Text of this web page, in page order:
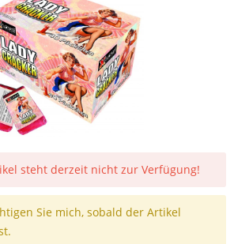
steht derzeit nicht zur Verfügung!
Sie mich, sobald der Artikel